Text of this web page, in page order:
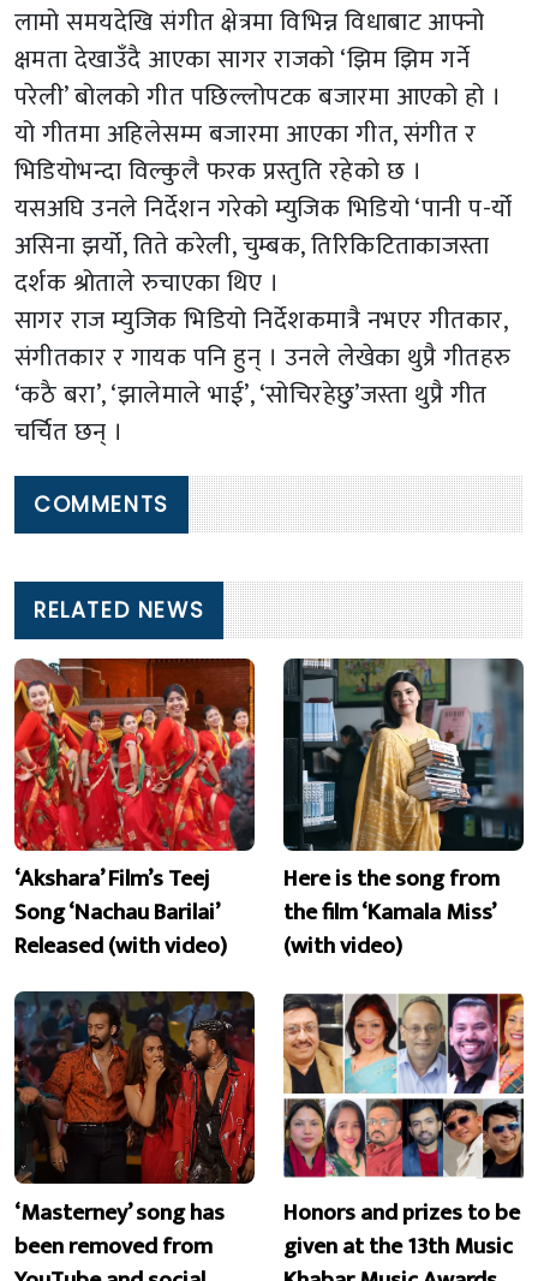
लामो समयदेखि संगीत क्षेत्रमा विभिन्न विधाबाट आफ्नो
क्षमता देखाउँदै आएका सागर राजको ‘झिम झिम गर्ने
परेली’ बोलको गीत पछिल्लोपटक बजारमा आएको हो ।
यो गीतमा अहिलेसम्म बजारमा आएका गीत, संगीत र
भिडियोभन्दा विल्कुलै फरक प्रस्तुति रहेको छ ।
यसअघि उनले निर्देशन गरेको म्युजिक भिडियो ‘पानी प-र्यो
असिना झर्यो, तिते करेली, चुम्बक, तिरिकिटिताकाजस्ता
दर्शक श्रोताले रुचाएका थिए ।
सागर राज म्युजिक भिडियो निर्देशकमात्रै नभएर गीतकार,
संगीतकार र गायक पनि हुन् । उनले लेखेका थुप्रै गीतहरु
‘कठै बरा’, ‘झालेमाले भाई’, ‘सोचिरहेछु’जस्ता थुप्रै गीत
चर्चित छन् ।
COMMENTS
RELATED NEWS
‘Akshara’ Film’s Teej
Song ‘Nachau Barilai’
Released (with video)
Here is the song from
the film ‘Kamala Miss’
(with video)
‘Masterney’ song has
been removed from
Honors and prizes to be
given at the 13th Music